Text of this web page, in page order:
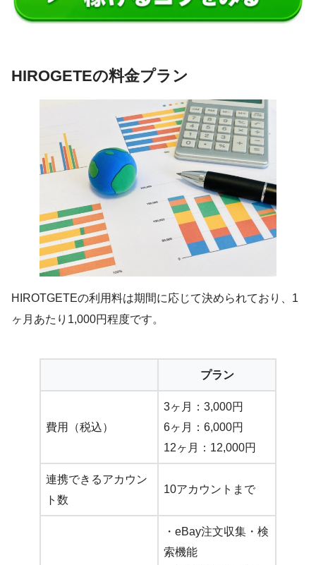
HIROGETEの料金プラン
HIROTGETEの利用料は期間に応じて決められており、1
ヶ月あたり1,000円程度です。
プラン
費用（税込）
3ヶ月：3,000円
6ヶ月：6,000円
12ヶ月：12,000円
連携できるアカウン
ト数
10アカウントまで
・eBay注文収集・検
索機能